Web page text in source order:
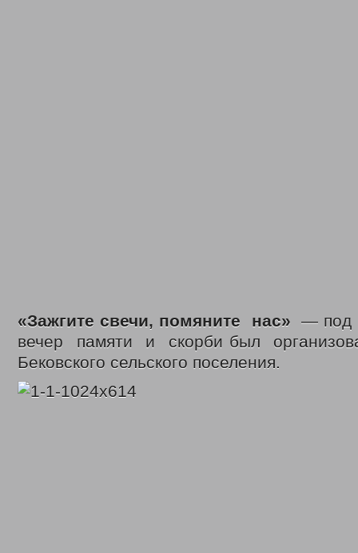
«Зажгите свечи, помяните нас» — под
вечер памяти и скорби был
Бековского сельского поселения.